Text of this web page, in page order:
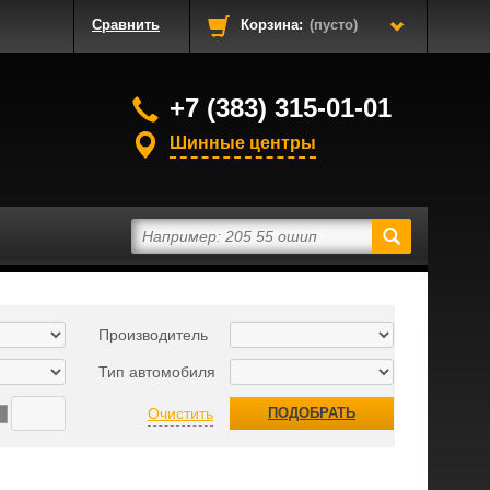
Сравнить Корзина: (пусто)
+7 (383) 315-01-01
Шинные центры
Производитель
Тип автомобиля
Очистить ПОДОБРАТЬ